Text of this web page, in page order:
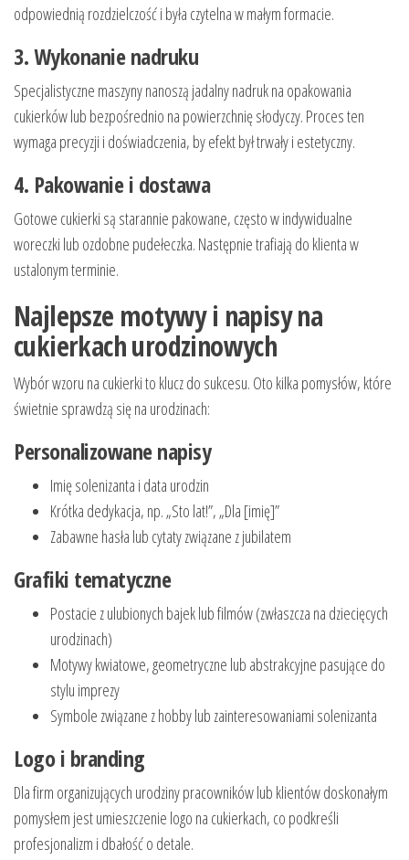
odpowiednią rozdzielczość i była czytelna w małym formacie.
3. Wykonanie nadruku
Specjalistyczne maszyny nanoszą jadalny nadruk na opakowania
cukierków lub bezpośrednio na powierzchnię słodyczy. Proces ten
wymaga precyzji i doświadczenia, by efekt był trwały i estetyczny.
4. Pakowanie i dostawa
Gotowe cukierki są starannie pakowane, często w indywidualne
woreczki lub ozdobne pudełeczka. Następnie trafiają do klienta w
ustalonym terminie.
Najlepsze motywy i napisy na
cukierkach urodzinowych
Wybór wzoru na cukierki to klucz do sukcesu. Oto kilka pomysłów, które
świetnie sprawdzą się na urodzinach:
Personalizowane napisy
Imię solenizanta i data urodzin
Krótka dedykacja, np. „Sto lat!”, „Dla [imię]”
Zabawne hasła lub cytaty związane z jubilatem
Grafiki tematyczne
Postacie z ulubionych bajek lub filmów (zwłaszcza na dziecięcych
urodzinach)
Motywy kwiatowe, geometryczne lub abstrakcyjne pasujące do
stylu imprezy
Symbole związane z hobby lub zainteresowaniami solenizanta
Logo i branding
Dla firm organizujących urodziny pracowników lub klientów doskonałym
pomysłem jest umieszczenie logo na cukierkach, co podkreśli
profesjonalizm i dbałość o detale.